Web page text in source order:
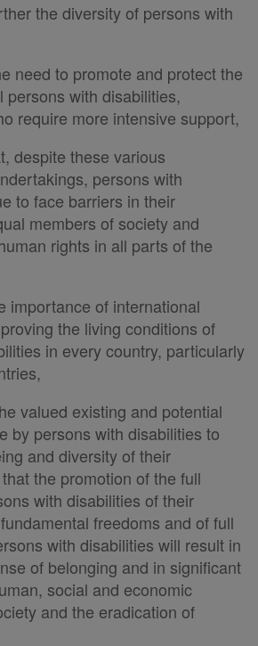
[-]
[-]
[-]
[-]
the diversity of persons with
need to promote and protect the
persons with disabilities,
require more intensive support,
despite these various
persons with
to face barriers in their
members of society and
rights in all parts of the
importance of international
the living conditions of
in every country, particularly
valued existing and potential
by persons with disabilities to
and diversity of their
the promotion of the full
with disabilities of their
freedoms and of full
with disabilities will result in
of belonging and in significant
social and economic
and the eradication of